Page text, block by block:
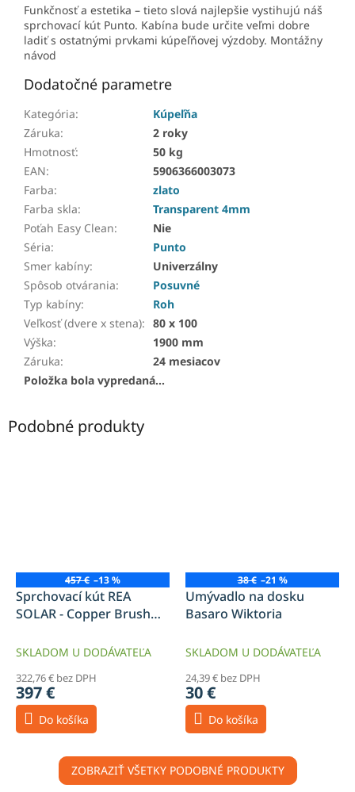
Funkčnosť a estetika – tieto slová najlepšie vystihujú náš
sprchovací kút Punto. Kabína bude určite veľmi dobre
ladiť s ostatnými prvkami kúpeľňovej výzdoby. Montážny
návod
Dodatočné parametre
Kategória:
Kúpeľňa
Záruka:
2 roky
Hmotnosť:
50 kg
EAN:
5906366003073
Farba:
zlato
Farba skla:
Transparent 4mm
Poťah Easy Clean:
Nie
Séria:
Punto
Smer kabíny:
Univerzálny
Spôsob otvárania:
Posuvné
Typ kabíny:
Roh
Veľkosť (dvere x stena): 80 x 100
Výška:
1900 mm
Záruka:
24 mesiacov
Položka bola vypredaná…
Podobné produkty
457 € –13 %
Sprchovací kút REA
SOLAR - Copper Brush
SKLADOM U DODÁVATEĽA
322,76 € bez DPH
397 €
Do košíka
38 € –21 %
Umývadlo na dosku
Basaro Wiktoria
SKLADOM U DODÁVATEĽA
24,39 € bez DPH
30 €
Do košíka
ZOBRAZIŤ VŠETKY PODOBNÉ PRODUKTY